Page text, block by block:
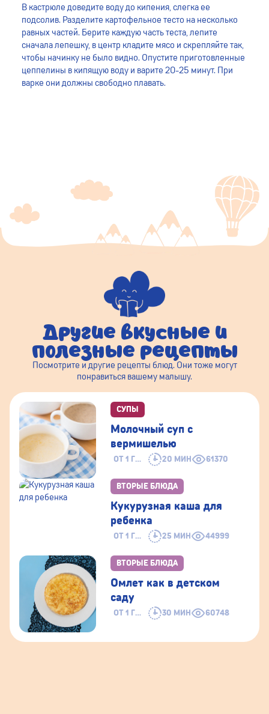
В кастрюле доведите воду до кипения, слегка ее
подсолив. Разделите картофельное тесто на несколько
равных частей. Берите каждую часть теста, лепите
сначала лепешку, в центр кладите мясо и скрепляйте так,
чтобы начинку не было видно. Опустите приготовленные
цеппелины в кипящую воду и варите 20-25 минут. При
варке они должны свободно плавать.
Другие вкусные и
полезные рецепты
Посмотрите и другие рецепты блюд. Они тоже могут
понравиться вашему малышу.
СУПЫ
ОТ 1 ГОДА 20 МИН 61370
Молочный суп с
вермишелью
ВТОРЫЕ БЛЮДА
ОТ 1 ГОДА 25 МИН 44999
Кукурузная каша для
ребенка
ВТОРЫЕ БЛЮДА
ОТ 1 ГОДА 30 МИН 60748
Омлет как в детском
саду